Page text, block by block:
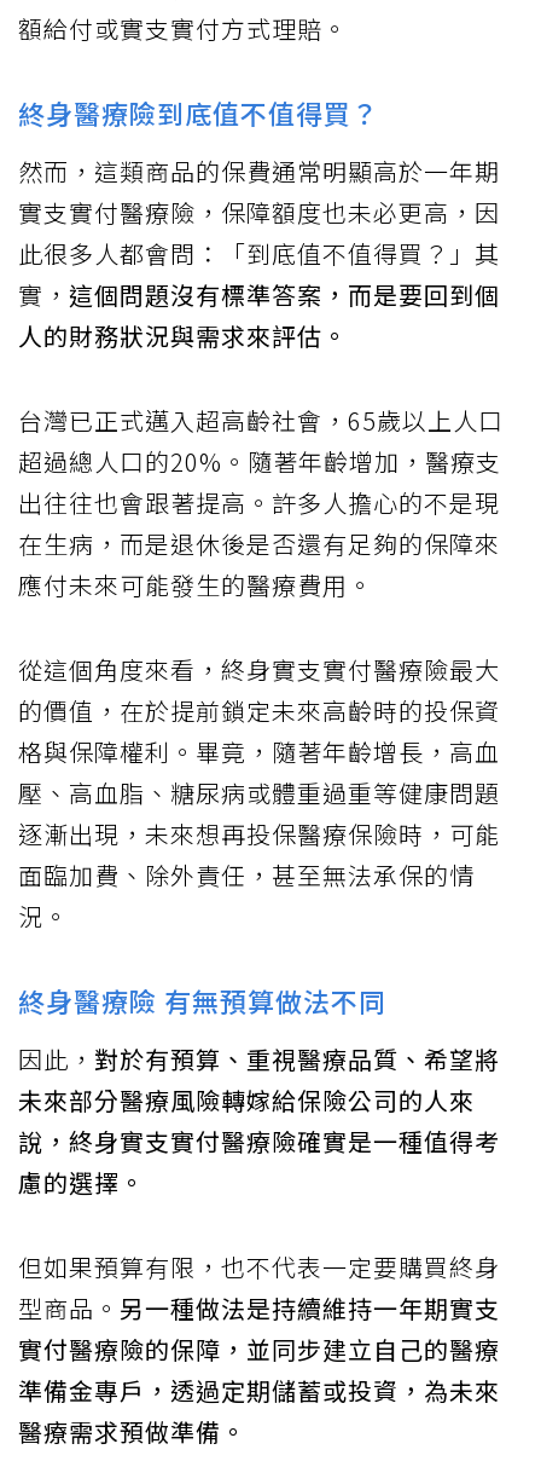
額給付或實支實付方式理賠。
終身醫療險到底值不值得買？
然而，這類商品的保費通常明顯高於一年期
實支實付醫療險，保障額度也未必更高，因
此很多人都會問：「到底值不值得買？」其
實， 這個問題沒有標準答案，而是要回到個
人的財務狀況與需求來評估。
台灣已正式邁入超高齡社會，65歲以上人口
超過總人口的20%。隨著年齡增加，醫療支
出往往也會跟著提高。許多人擔心的不是現
在生病，而是退休後是否還有足夠的保障來
應付未來可能發生的醫療費用。
從這個角度來看，終身實支實付醫療險最大
的價值，在於提前鎖定未來高齡時的投保資
格與保障權利。畢竟，隨著年齡增長，高血
壓、高血脂、糖尿病或體重過重等健康問題
逐漸出現，未來想再投保醫療保險時，可能
面臨加費、除外責任，甚至無法承保的情
況。
終身醫療險 有無預算做法不同
因此， 對於有預算、重視醫療品質、希望將
未來部分醫療風險轉嫁給保險公司的人來
說，終身實支實付醫療險確實是一種值得考
慮的選擇。
但如果預算有限，也不代表一定要購買終身
型商品。 另一種做法是持續維持一年期實支
實付醫療險的保障，並同步建立自己的醫療
準備金專戶，透過定期儲蓄或投資，為未來
醫療需求預做準備。